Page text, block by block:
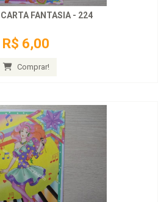
CARTA FANTASIA - 224
R$ 6,00
Comprar!